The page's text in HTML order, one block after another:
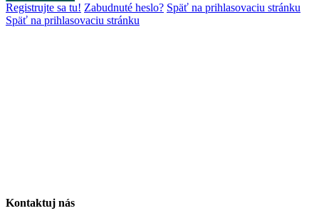
Registrujte sa tu! Zabudnuté heslo? Späť na prihlasovaciu stránku
Späť na prihlasovaciu stránku
Kontaktuj nás